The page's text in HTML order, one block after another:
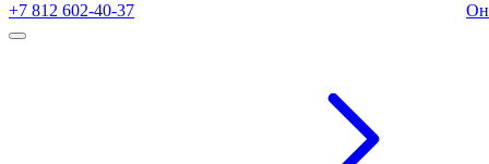
+7 812 602-40-37